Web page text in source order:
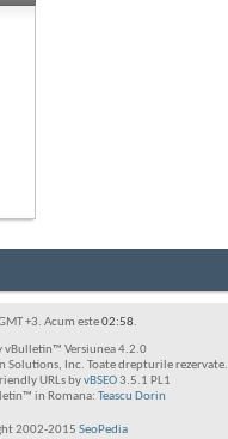
+3. Acum este02:58.
vBulletin™ Versiunea 4.2.0
Inc. Toate drepturile rezervate.
URLs byvBSEO3.5.1 PL1
in Romana: Teascu Dorin
2002-2015 SeoPedia